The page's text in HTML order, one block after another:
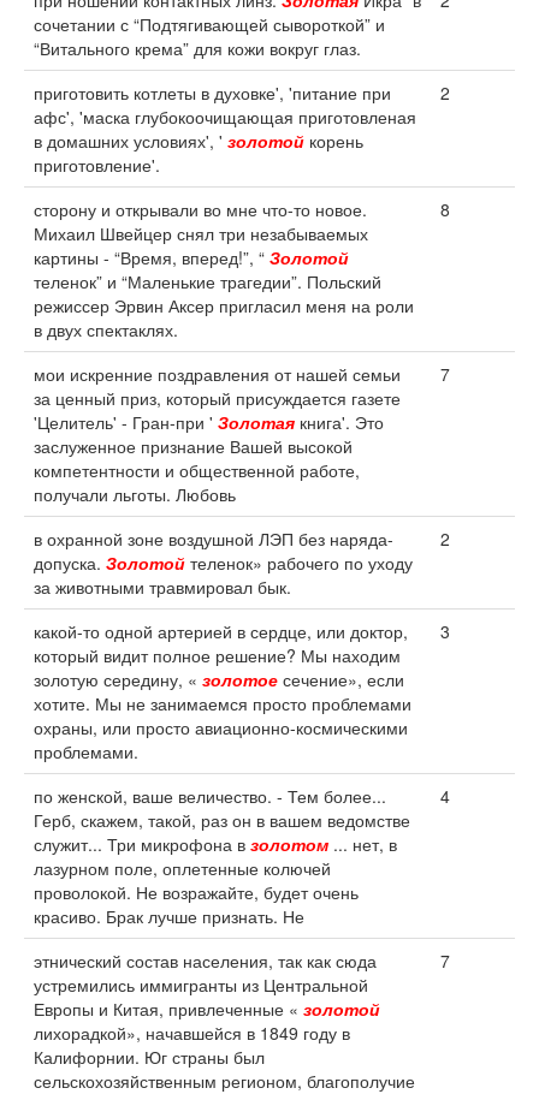
сочетании с “Подтягивающей сывороткой” и
“Витального крема” для кожи вокруг глаз.
приготовить котлеты в духовке', 'питание при
афс', 'маска глубокоочищающая приготовленая
в домашних условиях', ' золотой корень
приготовление'.
2
сторону и открывали во мне что-то новое.
Михаил Швейцер снял три незабываемых
картины - “Время, вперед!”, “ Золотой
теленок” и “Маленькие трагедии”. Польский
режиссер Эрвин Аксер пригласил меня на роли
в двух спектаклях.
8
мои искренние поздравления от нашей семьи
за ценный приз, который присуждается газете
'Целитель' - Гран-при ' Золотая книга'. Это
заслуженное признание Вашей высокой
компетентности и общественной работе,
получали льготы. Любовь
7
в охранной зоне воздушной ЛЭП без наряда-
допуска. Золотой теленок» рабочего по уходу
за животными травмировал бык.
2
какой-то одной артерией в сердце, или доктор,
который видит полное решение? Мы находим
золотую середину, « золотое сечение», если
хотите. Мы не занимаемся просто проблемами
охраны, или просто авиационно-космическими
проблемами.
3
по женской, ваше величество. - Тем более...
Герб, скажем, такой, раз он в вашем ведомстве
служит... Три микрофона в золотом ... нет, в
лазурном поле, оплетенные колючей
проволокой. Не возражайте, будет очень
красиво. Брак лучше признать. Не
4
этнический состав населения, так как сюда
устремились иммигранты из Центральной
Европы и Китая, привлеченные « золотой
лихорадкой», начавшейся в 1849 году в
Калифорнии. Юг страны был
сельскохозяйственным регионом, благополучие
7